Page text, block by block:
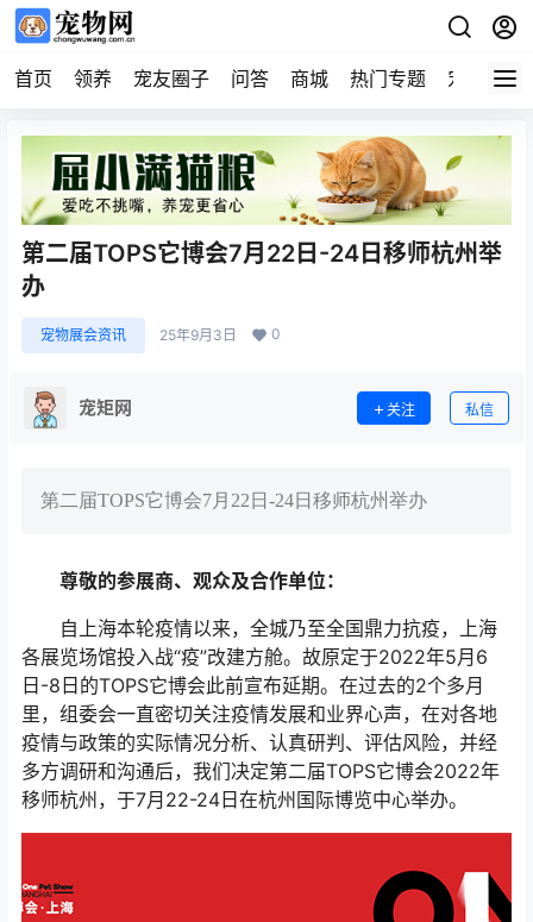
首页 领养 宠友圈子 问答 商城 热门专题 宠物企业
第二届TOPS它博会7月22日-24日移师杭州举
办
宠物展会资讯 25年9月3日 0
宠矩网 关注 私信
第二届TOPS它博会7月22日-24日移师杭州举办
尊敬的参展商、观众及合作单位：
自上海本轮疫情以来，全城乃至全国鼎力抗疫，上海
各展览场馆投入战“疫”改建方舱。故原定于2022年5月6
日-8日的TOPS它博会此前宣布延期。在过去的2个多月
里，组委会一直密切关注疫情发展和业界心声，在对各地
疫情与政策的实际情况分析、认真研判、评估风险，并经
多方调研和沟通后，我们决定第二届TOPS它博会2022年
移师杭州，于7月22-24日在杭州国际博览中心举办。